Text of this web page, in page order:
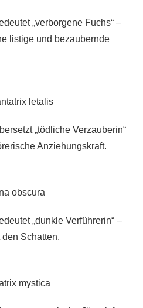
„verborgene Fuchs“ –
listige und bezaubernde
letalis
„tödliche Verzauberin“
Anziehungskraft.
obscura
„dunkle Verführerin“ –
Schatten.
mystica